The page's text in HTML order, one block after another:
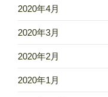
2020年4月
2020年3月
2020年2月
2020年1月